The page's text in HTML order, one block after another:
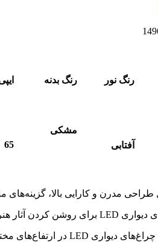
رنگ نور رنگ بدنه
آفتابی
مشکی
65